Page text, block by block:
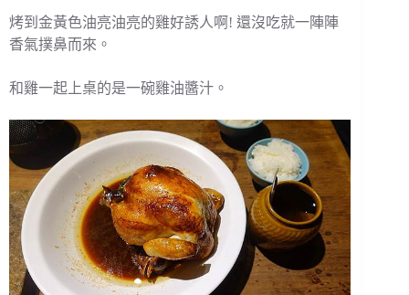
烤到金黃色油亮油亮的雞好誘人啊! 還沒吃就一陣陣
香氣撲鼻而來。
和雞一起上桌的是一碗雞油醬汁。